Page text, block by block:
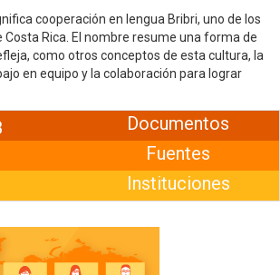
cooperación en lengua Bribri, uno de los
Costa Rica. El nombre resume una forma de
como otros conceptos de esta cultura, la
en equipo y la colaboración para lograr
Documentos
Fuentes
Instituciones